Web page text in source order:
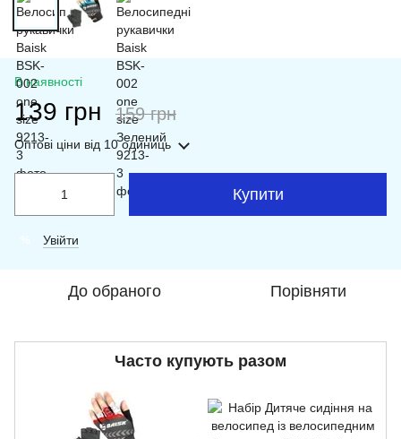
В наявності
139 грн 159 грн
Оптові ціни від 10 одиниць
Купити
Увійти
До обраного Порівняти
Часто купують разом